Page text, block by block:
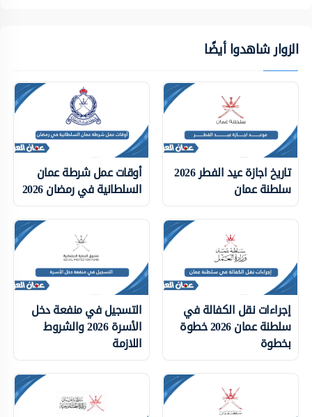
الزوار شاهدوا أيضًا
تاريخ اجازة عيد الفطر 2026
سلطنة عمان
أوقات عمل شرطة عمان
السلطانية في رمضان 2026
إجراءات نقل الكفالة في
سلطنة عمان 2026 خطوة
بخطوة
التسجيل في منفعة دخل
الأسرة 2026 والشروط
اللازمة